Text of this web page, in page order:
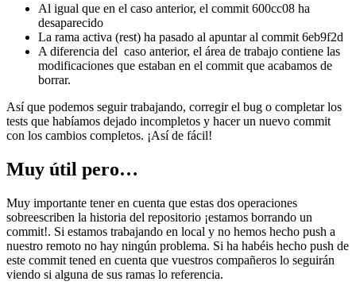
Al igual que en el caso anterior, el commit 600cc08 ha
desaparecido
La rama activa (rest) ha pasado al apuntar al commit 6eb9f2d
A diferencia del caso anterior, el área de trabajo contiene las
modificaciones que estaban en el commit que acabamos de
borrar.
Así que podemos seguir trabajando, corregir el bug o completar los
tests que habíamos dejado incompletos y hacer un nuevo commit
con los cambios completos. ¡Así de fácil!
Muy útil pero…
Muy importante tener en cuenta que estas dos operaciones
sobreescriben la historia del repositorio ¡estamos borrando un
commit!. Si estamos trabajando en local y no hemos hecho push a
nuestro remoto no hay ningún problema. Si ha habéis hecho push de
este commit tened en cuenta que vuestros compañeros lo seguirán
viendo si alguna de sus ramas lo referencia.